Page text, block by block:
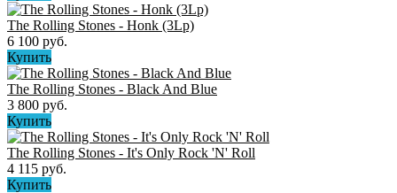
The Rolling Stones - Honk (3Lp)
6 100 руб.
Купить
The Rolling Stones - Black And Blue
3 800 руб.
Купить
The Rolling Stones - It's Only Rock 'N' Roll
4 115 руб.
Купить